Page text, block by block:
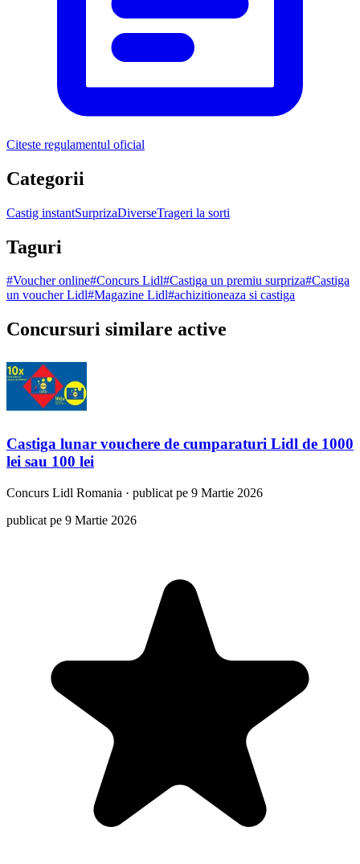
Citeste regulamentul oficial
Categorii
Castig instantSurprizaDiverseTrageri la sorti
Taguri
#Voucher online#Concurs Lidl#Castiga un premiu surpriza#Castiga
un voucher Lidl#Magazine Lidl#achizitioneaza si castiga
Concursuri similare active
Castiga lunar vouchere de cumparaturi Lidl de 1000
lei sau 100 lei
Concurs Lidl Romania · publicat pe 9 Martie 2026
publicat pe 9 Martie 2026